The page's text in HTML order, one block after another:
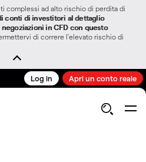
complessi ad alto rischio di perdita di
conti di investitori al dettaglio
in CFD con questo
di correre l’elevato rischio di
Log in Apri un conto reale